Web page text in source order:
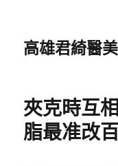
高雄君綺醫
夾克時互
脂最准改